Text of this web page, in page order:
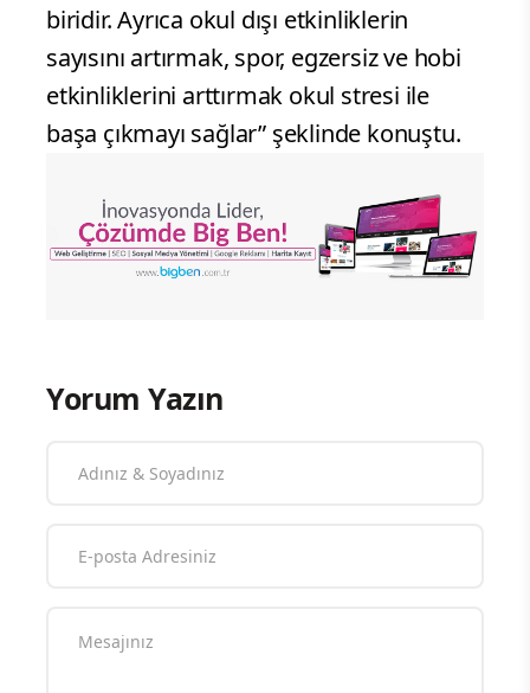
biridir. Ayrıca okul dışı etkinliklerin
sayısını artırmak, spor, egzersiz ve hobi
etkinliklerini arttırmak okul stresi ile
başa çıkmayı sağlar” şeklinde konuştu.
Yorum Yazın